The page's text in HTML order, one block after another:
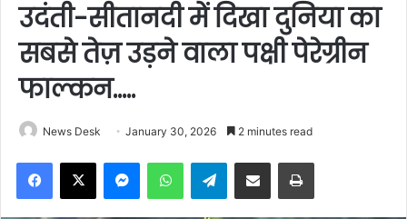
उदंती-सीतानदी में दिखा दुनिया का
सबसे तेज़ उड़ने वाला पक्षी पेरेग्रीन
फाल्कन…..
News Desk January 30, 2026 2 minutes read
Facebook
X MessengerWhatsAppTelegramShare via Email Print